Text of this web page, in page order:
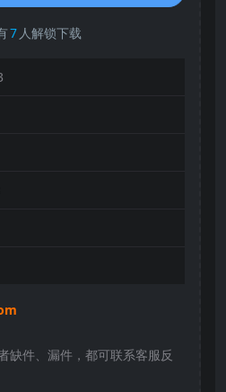
7 人解锁下载
缺件、漏件，都可联系客服反